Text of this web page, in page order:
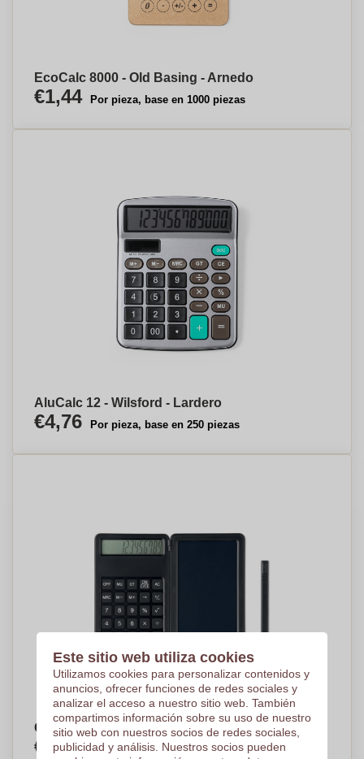
EcoCalc 8000 - Old Basing - Arnedo
€1,44 Por pieza, base en 1000 piezas
AluCalc 12 - Wilsford - Lardero
€4,76 Por pieza, base en 250 piezas
Calculadora con tablet LCD
€5,56 Por pieza, base en 250 piezas
Este sitio web utiliza cookies
Utilizamos cookies para personalizar contenidos y
anuncios, ofrecer funciones de redes sociales y
analizar el acceso a nuestro sitio web. También
compartimos información sobre su uso de nuestro
sitio web con nuestros socios de redes sociales,
publicidad y análisis. Nuestros socios pueden